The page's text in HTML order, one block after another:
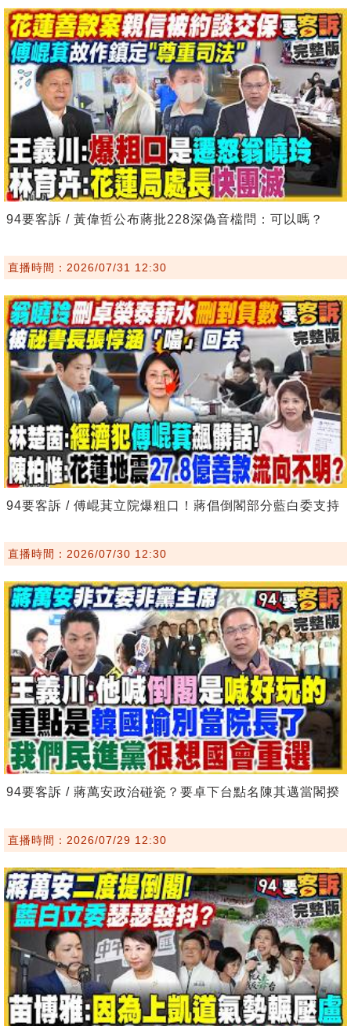
94要客訴 / 黃偉哲公布蔣批228深偽音檔問：可以嗎？
直播時間：2026/07/31 12:30
94要客訴 / 傅崐萁立院爆粗口！蔣倡倒閣部分藍白委支持
直播時間：2026/07/30 12:30
94要客訴 / 蔣萬安政治碰瓷？要卓下台點名陳其邁當閣揆
直播時間：2026/07/29 12:30